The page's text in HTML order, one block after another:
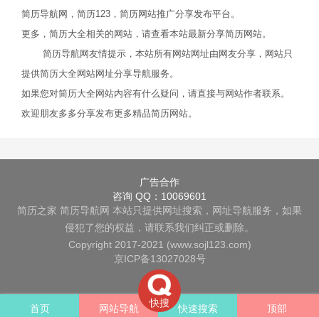
简历导航网，简历123，简历网站推广分享发布平台。
更多，简历大全相关的网站，请查看本站最新分享简历网站。
简历导航网友情提示，本站所有网站网址由网友分享，网站只
提供简历大全网站网址分享导航服务。
如果您对简历大全网站内容有什么疑问，请直接与网站作者联系。
欢迎朋友多多分享发布更多精品简历网站。
快搜
首页 网站导航 快速搜索 顶部
广告合作
咨询 QQ：10069601
简历之家 简历导航网 本站只提供网址搜索，网址导航服务，如果
侵犯了您的权益，请联系我们纠正或删除。
Copyright 2017-2021 (www.sojl123.com)
京ICP备13027028号